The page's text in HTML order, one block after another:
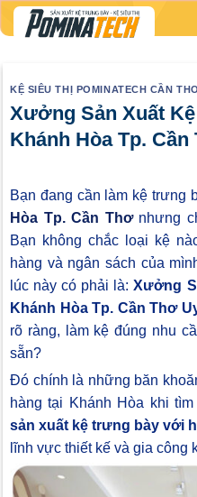
Skip
to
KỆ SIÊU THỊ POMINATECH CẦN
Xưởng Sản Xuất
Khánh Hòa Tp.
Bạn đang cần làm kệ trưng
Hòa Tp. Cần Thơnhưng
Bạn không chắc loại kệ
hàng và ngân sách của
lúc này có phải là:Xưởng
Khánh Hòa Tp. Cần Thơ
rõ ràng, làm kệ đúng nhu
sẵn?
Đó chính là những băn
hàng tại Khánh Hòa khi tìm
sản xuất kệ trưng bày với
lĩnh vực thiết kế và gia công